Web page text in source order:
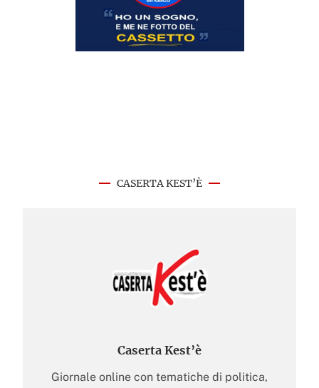
CASERTA KEST’È
Caserta Kest’è
Giornale online con tematiche di politica,